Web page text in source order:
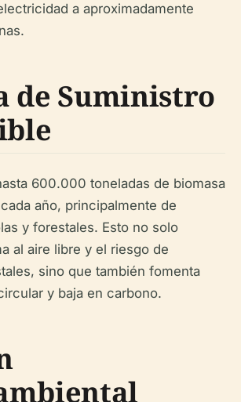
a aproximadamente
de Suministro
600.000 toneladas de biomasa
año, principalmente de
y forestales. Esto no solo
al aire libre y el riesgo de
sino que también fomenta
y baja en carbono.